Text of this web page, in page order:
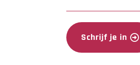
Schrijf je in